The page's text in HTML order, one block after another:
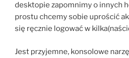
desktopie zapomnimy o innych
prostu chcemy sobie uprościć
się ręcznie logować w
Jest przyjemne, konsolowe